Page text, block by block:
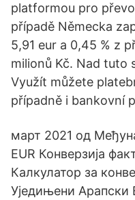
platformou pro
případě Německa
5,91 eur a 0,45 % z
milionů Kč. Nad tuto
Využít můžete
případně i bankovní
март 2021 од
EUR Конверзија
Калкулатор за
Уједињени